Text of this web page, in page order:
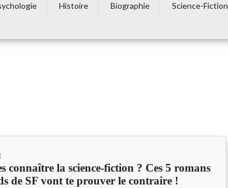
Histoire Biographie Science-Fiction
connaître la science-fiction ? Ces 5 romans
de SF vont te prouver le contraire !